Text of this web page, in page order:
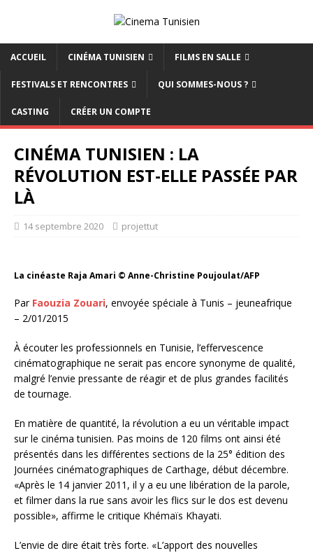
ACCUEIL CINÉMA TUNISIEN FILMS EN SALLE
FESTIVALS ET RENCONTRES QUI SOMMES-NOUS ?
CASTING CRÉER UN COMPTE
CINÉMA TUNISIEN : LA
RÉVOLUTION EST-ELLE PASSÉE PAR
LÀ
14 septembre 2020 projettut
La cinéaste Raja Amari © Anne-Christine Poujoulat/AFP
Par Faouzia Zouari, envoyée spéciale à Tunis – jeuneafrique
– 2/01/2015
À écouter les professionnels en Tunisie, l’effervescence
cinématographique ne serait pas encore synonyme de qualité,
malgré l’envie pressante de réagir et de plus grandes facilités
de tournage.
En matière de quantité, la révolution a eu un véritable impact
sur le cinéma tunisien. Pas moins de 120 films ont ainsi été
présentés dans les différentes sections de la 25° édition des
Journées cinématographiques de Carthage, début décembre.
«Après le 14 janvier 2011, il y a eu une libération de la parole,
et filmer dans la rue sans avoir les flics sur le dos est devenu
possible», affirme le critique Khémaïs Khayati.
L’envie de dire était très forte. «L’apport des nouvelles